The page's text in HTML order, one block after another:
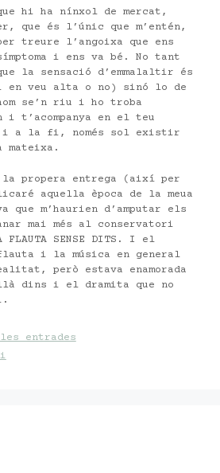
hi ha nínxol de mercat,
que és l’únic que m’entén,
treure l’angoixa que ens
i ens va bé. No tant
la sensació d’emmalaltir és
en veu alta o no) sinó lo de
se’n riu i ho troba
t’acompanya en el teu
i a la fi, només sol existir
mateixa.
la propera entrega (així per
aquella època de la meua
que m’haurien d’amputar els
mai més al conservatori
FLAUTA SENSE DITS. I el
i la música en general
però estava enamorada
dins i el dramita que no
entrades